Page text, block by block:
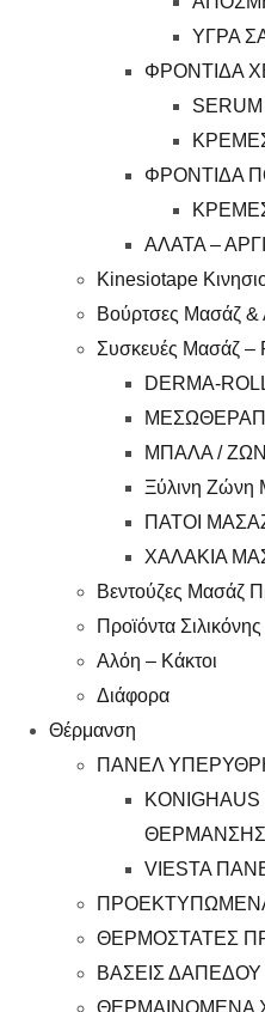
ΥΓΡΑ
ΦΡΟΝΤΙΔΑ
ΦΡΟΝΤΙΔΑ
ΑΛΑΤΑ –
Kinesiotape
Βούρτσες Μασάζ &
Συσκευές Μασάζ –
DERMA-
ΜΠΑΛΑ /
Ξύλινη Ζώνη
ΠΑΤΟΙ
ΧΑΛΑΚΙΑ
Βεντούζες Μασάζ
Προϊόντα Σιλικόνης
Αλόη – Κάκτοι
Διάφορα
Θέρμανση
ΠΑΝΕΛ
ΘΕΡΜΑΝΣΗΣ
VIESTA
ΘΕΡΜΟΣΤΑΤΕΣ
ΒΑΣΕΙΣ
ΘΕΡΜΑΙΝΟΜΕΝΑ